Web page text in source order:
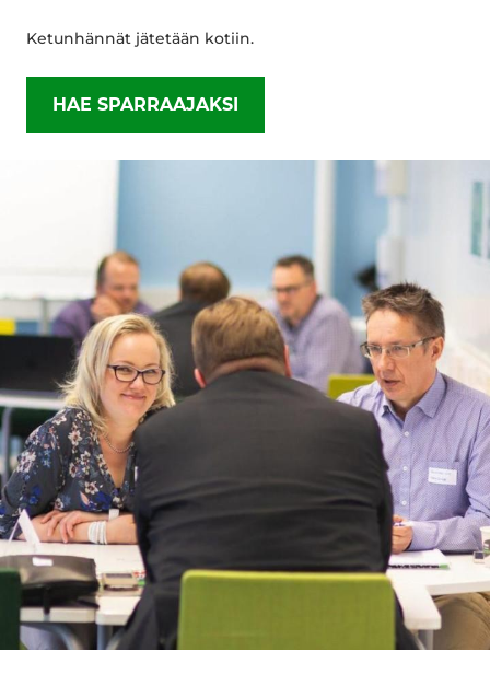
Ketunhännät jätetään kotiin.
HAE SPARRAAJAKSI